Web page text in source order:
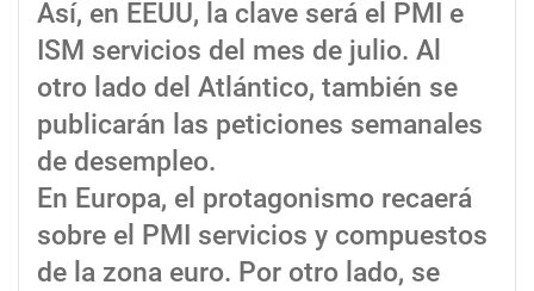
Así, en EEUU, la clave será el PMI e
ISM servicios del mes de julio. Al
otro lado del Atlántico, también se
publicarán las peticiones semanales
de desempleo.
En Europa, el protagonismo recaerá
sobre el PMI servicios y compuestos
de la zona euro. Por otro lado, se